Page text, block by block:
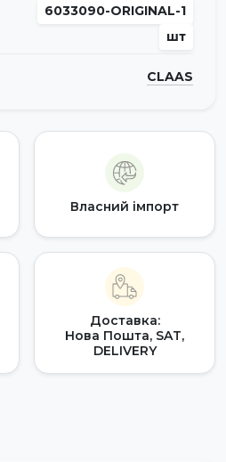
6033090-ORIGINAL-1
шт
CLAAS
Власний імпорт
Доставка:
Нова Пошта, SAT,
DELIVERY